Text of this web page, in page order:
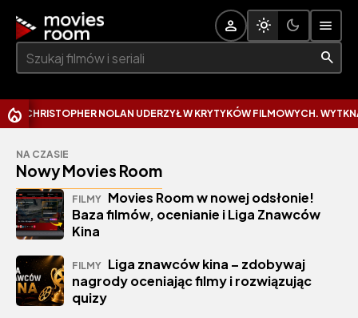
Szukaj:
NOLAN UDERZYŁ W KRYTYKÓW FILMOWYCH. WYTKNĄŁ IM
NA CZASIE
Nowy Movies Room
FILMY Movies Room w nowej odsłonie!
Baza filmów, ocenianie i Liga Znawców
Kina
FILMY Liga znawców kina – zdobywaj
nagrody oceniając filmy i rozwiązując
quizy